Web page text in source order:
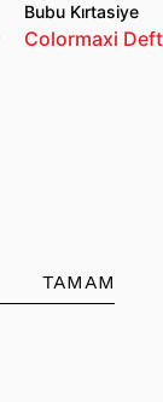
Bubu Kırtasiye
Colormaxi
TAMAM